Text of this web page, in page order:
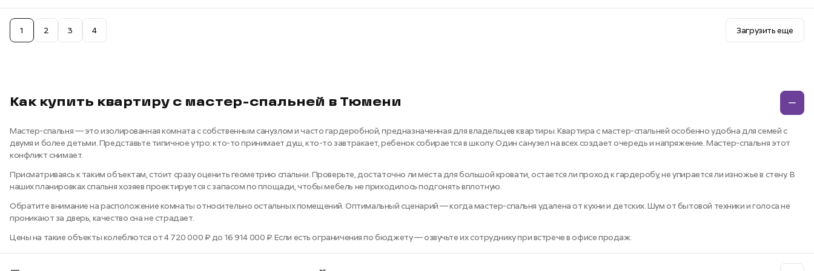
1 2 3 4 Загрузить еще
Как купить квартиру с мастер-спальней в Тюмени
Мастер-спальня — это изолированная комната с собственным санузлом и часто гардеробной, предназначенная для владельцев квартиры. Квартира с мастер-спальней особенно удобна для семей с
двумя и более детьми. Представьте типичное утро: кто-то принимает душ, кто-то завтракает, ребенок собирается в школу. Один санузел на всех создает очередь и напряжение. Мастер-спальня этот
конфликт снимает.
Присматриваясь к таким объектам, стоит сразу оценить геометрию спальни. Проверьте, достаточно ли места для большой кровати, остается ли проход к гардеробу, не упирается ли изножье в стену. В
наших планировках спальня хозяев проектируется с запасом по площади, чтобы мебель не приходилось подгонять вплотную.
Обратите внимание на расположение комнаты относительно остальных помещений. Оптимальный сценарий — когда мастер-спальня удалена от кухни и детских. Шум от бытовой техники и голоса не
проникают за дверь, качество сна не страдает.
Цены на такие объекты колеблются от 4 720 000 ₽ до 16 914 000 ₽. Если есть ограничения по бюджету — озвучьте их сотруднику при встрече в офисе продаж.